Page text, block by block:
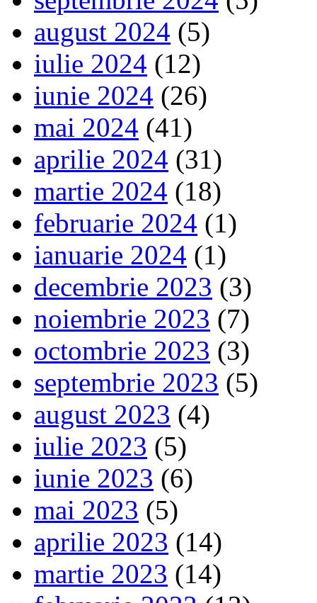
august 2024 (5)
iulie 2024 (12)
iunie 2024 (26)
mai 2024 (41)
aprilie 2024 (31)
martie 2024 (18)
februarie 2024 (1)
ianuarie 2024 (1)
decembrie 2023 (3)
noiembrie 2023 (7)
octombrie 2023 (3)
septembrie 2023 (5)
august 2023 (4)
iulie 2023 (5)
iunie 2023 (6)
mai 2023 (5)
aprilie 2023 (14)
martie 2023 (14)